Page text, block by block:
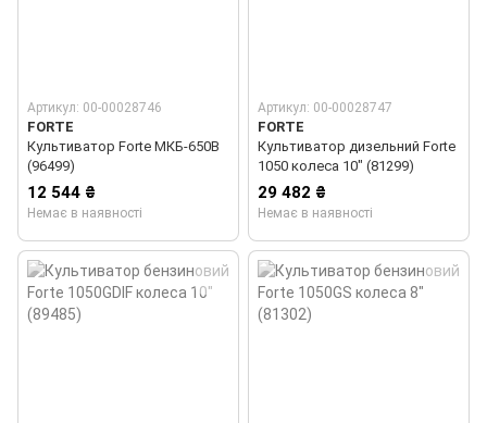
Артикул: 00-00028746
FORTE
Культиватор Forte МКБ-650В
(96499)
12 544 ₴
Немає в наявності
Артикул: 00-00028747
FORTE
Культиватор дизельний Forte
1050 колеса 10" (81299)
29 482 ₴
Немає в наявності